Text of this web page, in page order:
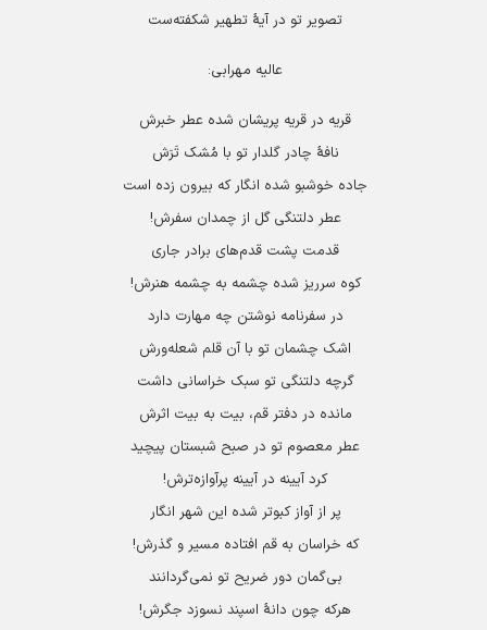
تصویر تو در آیۀ تطهیر شکفته‌ست
عالیه مهرابی:
قریه در قریه پریشان شده عطر خبرش
نافۀ چادر گلدار تو با مُشک تَرَش
جاده خوشبو شده انگار كه بیرون زده است
عطر دلتنگی گل از چمدان سفرش!
قدمت پشت قدم‌های برادر جاری
كوه سرریز شده چشمه به چشمه هنرش!
در سفرنامه نوشتن چه مهارت دارد
اشک چشمان تو با آن قلم شعله‌ورش
گرچه دلتنگی تو سبک خراسانی داشت
مانده در دفتر قم، بیت به بیت اثرش
عطر معصوم تو در صبح شبستان پیچید
كرد آیینه در آیینه پرآوازه‌ترش!
پر از آواز كبوتر شده این شهر انگار
كه خراسان به قم افتاده مسیر و گذرش!
بی‌گمان دور ضریح تو نمی‌گردانند
هركه چون دانۀ اسپند نسوزد جگرش!